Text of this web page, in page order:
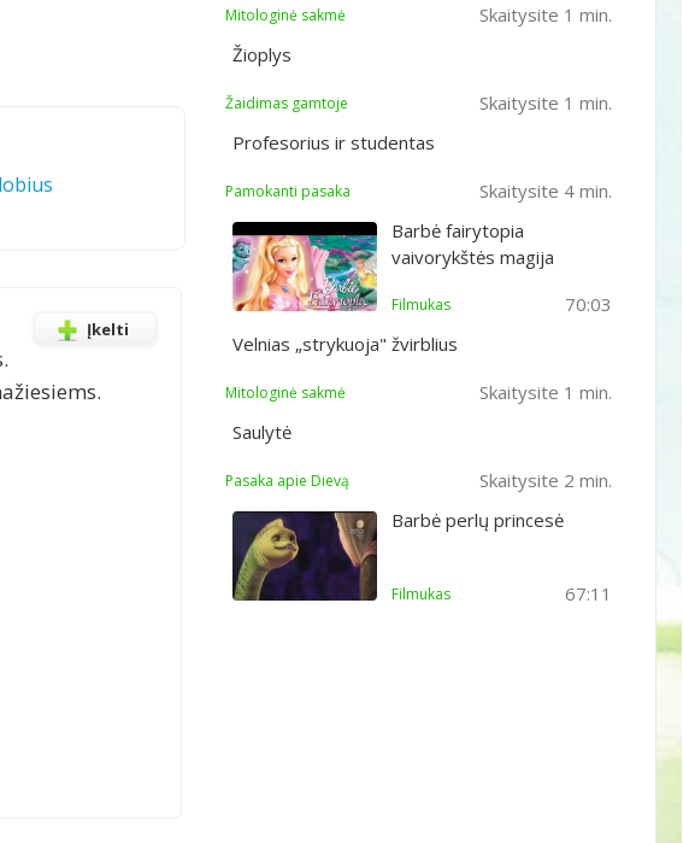
Įkelti
Skaitysite 1 min.
Mitologinė sakmė
Žioplys
Skaitysite 1 min.
Žaidimas gamtoje
Profesorius ir studentas
Skaitysite 4 min.
Pamokanti pasaka
Barbė fairytopia
vaivorykštės magija
70:03
Filmukas
Velnias „strykuoja" žvirblius
Skaitysite 1 min.
Mitologinė sakmė
Saulytė
Skaitysite 2 min.
Pasaka apie Dievą
Barbė perlų princesė
67:11
Filmukas